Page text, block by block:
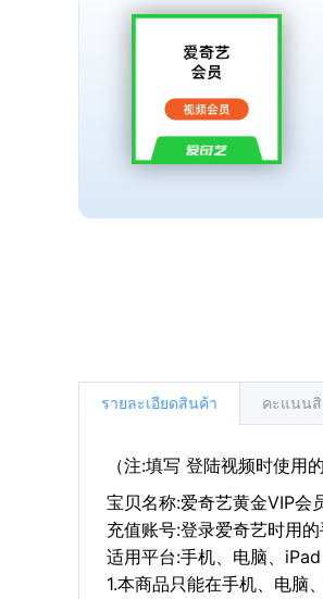
รายละเอียดสินค้า คะแนนสิ
（注:填写 登陆视频时使用
宝贝名称:爱奇艺黄金VIP会
充值账号:登录爱奇艺时用
适用平台:手机、电脑、iPad
1.本商品只能在手机、电脑